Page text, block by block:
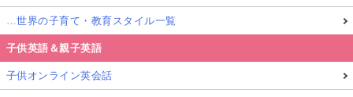
…世界の子育て・教育スタイル一覧
子供英語＆親子英語
子供オンライン英会話